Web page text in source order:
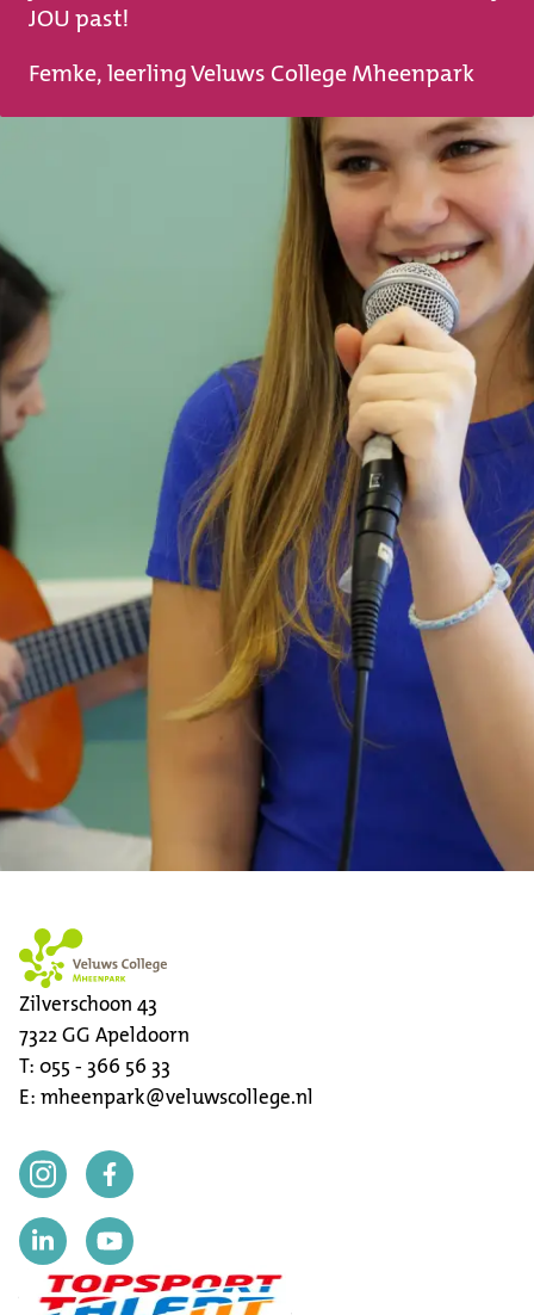
JOU past!
Femke, leerling Veluws College Mheenpark
Zilverschoon 43
7322 GG Apeldoorn
T: 055 - 366 56 33
E: mheenpark@veluwscollege.nl